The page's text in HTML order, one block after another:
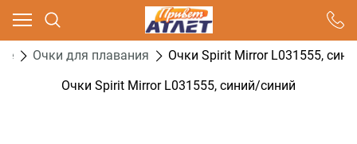
Очки для плавания
Очки Spirit Mirror L031555,
Очки Spirit Mirror L031555, синий/синий
Ваш город - Москва,
угадали?
ДА НЕТ